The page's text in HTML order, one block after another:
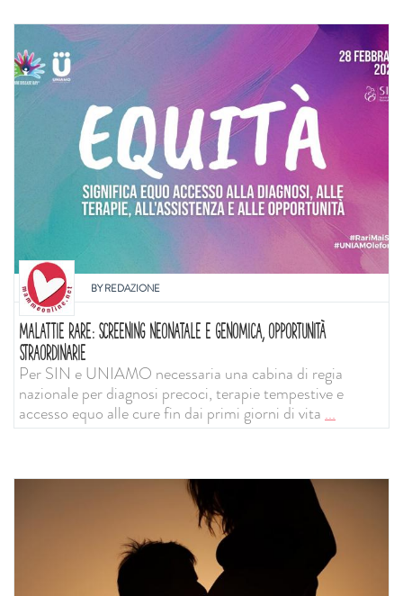
BYREDAZIONE
MALATTIE RARE: SCREENING NEONATALE E GENOMICA, OPPORTUNITÀ
STRAORDINARIE
Per SIN e UNIAMO necessaria una cabina di regia
nazionale per diagnosi precoci, terapie tempestive e
accesso equo alle cure fin dai primi giorni di vita ...